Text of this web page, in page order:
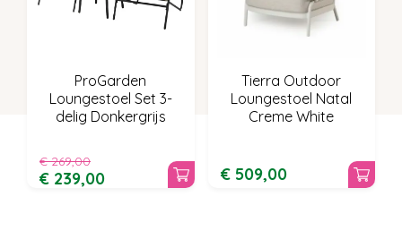
ProGarden
Loungestoel Set 3-
delig Donkergrijs
€ 269,00
€ 239,00
Tierra Outdoor
Loungestoel Natal
Creme White
€ 509,00